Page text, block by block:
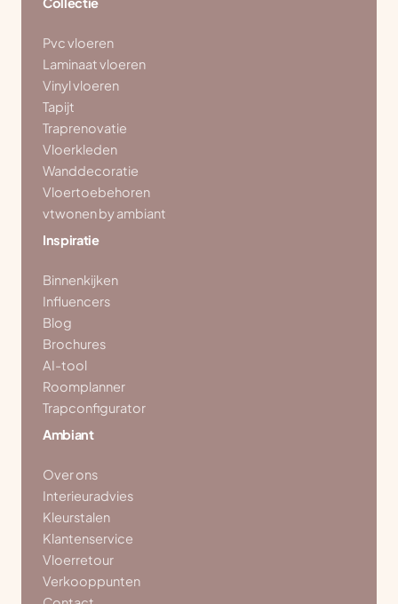
Pvc vloeren
Laminaat vloeren
Vinyl vloeren
Tapijt
Traprenovatie
Vloerkleden
Wanddecoratie
Vloertoebehoren
vtwonen by ambiant
Inspiratie
Binnenkijken
Influencers
Blog
Brochures
AI-tool
Roomplanner
Trapconfigurator
Ambiant
Over ons
Interieuradvies
Kleurstalen
Klantenservice
Vloerretour
Verkooppunten